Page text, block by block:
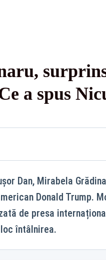
a spus
Dan, Mirabela
Donald Trump.
de presa
întâlnirea.